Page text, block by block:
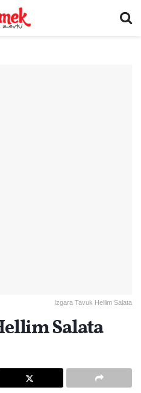
Izgara Tavuk Hellim Salata
Salata